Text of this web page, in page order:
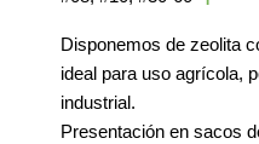
Disponemos de zeolita
ideal para uso agrícola,
industrial.
Presentación en sacos